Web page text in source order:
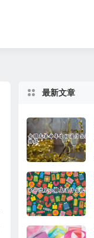
最新文章